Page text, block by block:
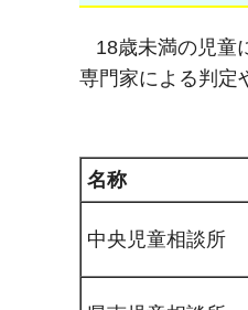
18歳未満の児童
専門家による判定
名称
中央児童相談所